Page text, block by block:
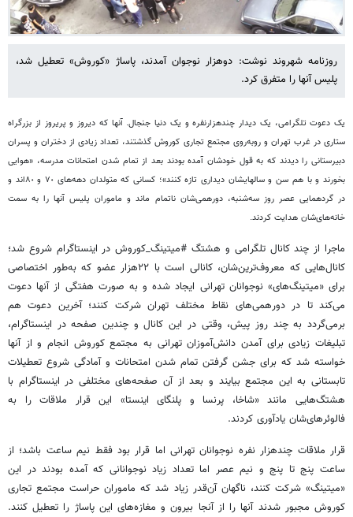
روزنامه شهروند نوشت: دو‌هزار نوجوان آمدند، پاساژ «کوروش» تعطیل شد،
پلیس آنها را متفرق کرد.
یک دعوت تلگرامی، یک دیدار چندهزارنفره و یک دنیا جنجال. آنها که دیروز و پریروز از بزرگراه
ستاری در غرب تهران و روبه‌روی مجتمع تجاری کوروش گذشتند، تعداد زیادی از دختران و پسران
دبیرستانی را دیدند که به قول خودشان آمده بودند بعد از تمام شدن امتحانات مدرسه، «هوایی
بخورند و با هم سن و سالهایشان دیداری تازه کنند»؛ کسانی که متولدان دهه‌های ٧٠ و ٨٠‌اند و
در گردهمایی عصر روز سه‌شنبه، دورهمی‌شان ناتمام ماند و ماموران پلیس آنها را به سمت
خانه‌های‌شان هدایت کردند.
ماجرا از چند کانال تلگرامی و هشتگ #میتینگ_کوروش در اینستاگرام شروع شد؛
کانال‌هایی که معروف‌ترین‌شان، کانالی است با ٢٢‌هزار عضو که به‌طور اختصاصی
برای «میتینگ‌های» نوجوانان تهرانی ایجاد شده و به صورت هفتگی از آنها دعوت
می‌کند تا در دورهمی‌های نقاط مختلف تهران شرکت کنند؛ آخرین دعوت هم
برمی‌گردد به چند روز پیش، وقتی در این کانال و چندین صفحه در اینستاگرام،
تبلیغات زیادی برای آمدن دانش‌آموزان تهرانی به مجتمع کوروش انجام و از آنها
خواسته شد که برای جشن گرفتن تمام شدن امتحانات و آمادگی شروع تعطیلات
تابستانی به این مجتمع بیایند و بعد از آن صفحه‌های مختلفی در اینستاگرام با
هشتگ‌هایی مانند «شاخا، پرنسا و پلنگای اینستا» این قرار ملاقات را به
فالوئرهای‌شان یادآوری کردند.
قرار ملاقات چندهزار نفره نوجوانان تهرانی اما قرار بود فقط نیم ساعت باشد؛ از
ساعت پنج تا پنج و نیم عصر اما تعداد زیاد نوجوانانی که آمده بودند در این
«میتینگ» شرکت کنند، ناگهان آن‌قدر زیاد شد که ماموران حراست مجتمع تجاری
کوروش مجبور شدند آنها را از آنجا بیرون و مغازه‌های این پاساژ را تعطیل کنند.